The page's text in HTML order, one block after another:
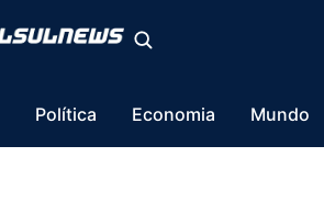
Política Economia Mundo